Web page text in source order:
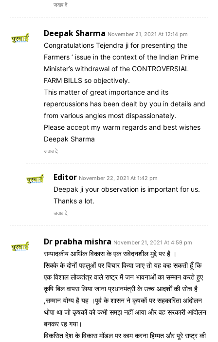
जवाब दें
Deepak Sharma November 21, 2021 At 12:14 pm
Congratulations Tejendra ji for presenting the
Farmers ‘ issue in the context of the Indian Prime
Minister’s withdrawal of the CONTROVERSIAL
FARM BILLS so objectively.
This matter of great importance and its
repercussions has been dealt by you in details and
from various angles most dispassionately.
Please accept my warm regards and best wishes
Deepak Sharma
जवाब दें
Editor November 22, 2021 At 1:42 pm
Deepak ji your observation is important for us.
Thanks a lot.
जवाब दें
Dr prabha mishra November 21, 2021 At 4:59 pm
सम्पादकीय आर्थिक विकास के एक संवेदनशील मुद्दे पर है ।
सिक्के के दोनों पहलुओं पर विचार किया जाए तो यह कह सकती हूँ कि
एक विशाल लोकतंत्र वाले राष्ट्र में जन भावनाओं का सम्मान करते हुए
कृषि बिल वापस लिया जाना प्रधानमंत्री के उच्च आदर्शों की सोच है
,सम्मान योग्य है यह ।पूर्व के शासन ने कृषकों पर सहकारिता आंदोलन
थोपा था जो कृषकों को कभी समझ नहीं आया और वह सरकारी आंदोलन
बनकर रह गया।
विकसित देश के विकास मॉडल पर काम करना हिम्मत और पूरे राष्ट्र की